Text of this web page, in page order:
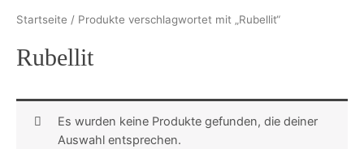
Startseite / Produkte verschlagwortet mit „Rubellit“
Rubellit
Es wurden keine Produkte gefunden, die deiner
Auswahl entsprechen.